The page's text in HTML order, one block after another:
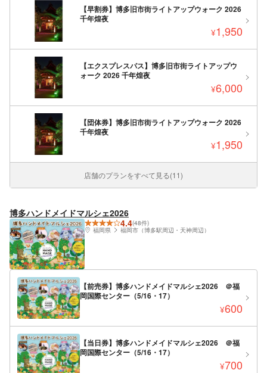
【早割券】博多旧市街ライトアップウォーク 2026
千年煌夜
¥1,950
【エクスプレスパス】博多旧市街ライトアップウ
ォーク 2026 千年煌夜
¥6,000
【団体券】博多旧市街ライトアップウォーク 2026
千年煌夜
¥1,950
店舗のプランをすべて見る(11)
博多ハンドメイドマルシェ2026
4.4(48件)
福岡県
福岡市（博多駅周辺・天神周辺）
【前売券】博多ハンドメイドマルシェ2026 ＠福
岡国際センター（5/16・17）
¥600
【当日券】博多ハンドメイドマルシェ2026 ＠福
岡国際センター（5/16・17）
¥700